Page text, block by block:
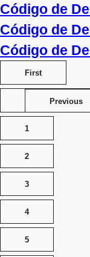
Código de
Código de
Código de
First
Previous
1
2
3
4
5